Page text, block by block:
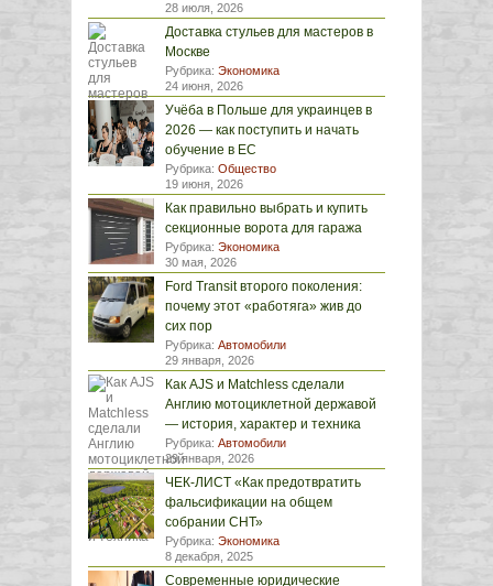
28 июля, 2026
Доставка стульев для мастеров в
Москве
Рубрика: Экономика
24 июня, 2026
Учёба в Польше для украинцев в
2026 — как поступить и начать
обучение в ЕС
Рубрика: Общество
19 июня, 2026
Как правильно выбрать и купить
секционные ворота для гаража
Рубрика: Экономика
30 мая, 2026
Ford Transit второго поколения:
почему этот «работяга» жив до
сих пор
Рубрика: Автомобили
29 января, 2026
Как AJS и Matchless сделали
Англию мотоциклетной державой
— история, характер и техника
Рубрика: Автомобили
29 января, 2026
ЧЕК-ЛИСТ «Как предотвратить
фальсификации на общем
собрании СНТ»
Рубрика: Экономика
8 декабря, 2025
Современные юридические